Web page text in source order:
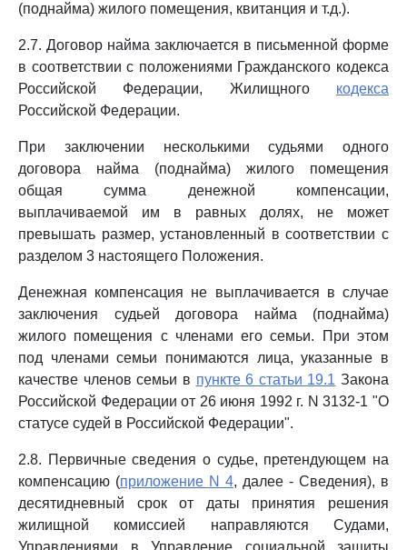
(поднайма) жилого помещения, квитанция и т.д.).
2.7. Договор найма заключается в письменной форме
в соответствии с положениями Гражданского кодекса
Российской Федерации, Жилищного кодекса
Российской Федерации.
При заключении несколькими судьями одного
договора найма (поднайма) жилого помещения
общая сумма денежной компенсации,
выплачиваемой им в равных долях, не может
превышать размер, установленный в соответствии с
разделом 3 настоящего Положения.
Денежная компенсация не выплачивается в случае
заключения судьей договора найма (поднайма)
жилого помещения с членами его семьи. При этом
под членами семьи понимаются лица, указанные в
качестве членов семьи в пункте 6 статьи 19.1 Закона
Российской Федерации от 26 июня 1992 г. N 3132-1 "О
статусе судей в Российской Федерации".
2.8. Первичные сведения о судье, претендующем на
компенсацию (приложение N 4, далее - Сведения), в
десятидневный срок от даты принятия решения
жилищной комиссией направляются Судами,
Управлениями в Управление социальной защиты